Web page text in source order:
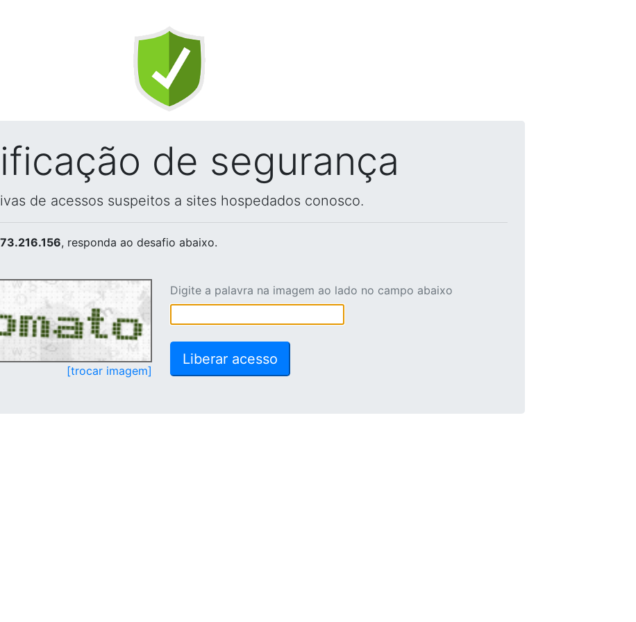
de segurança
de acessos suspeitos a sites hospedados conosco.
, responda ao desafio abaixo.
[trocar imagem]
Digite a palavra na imagem ao lado no campo abaixo